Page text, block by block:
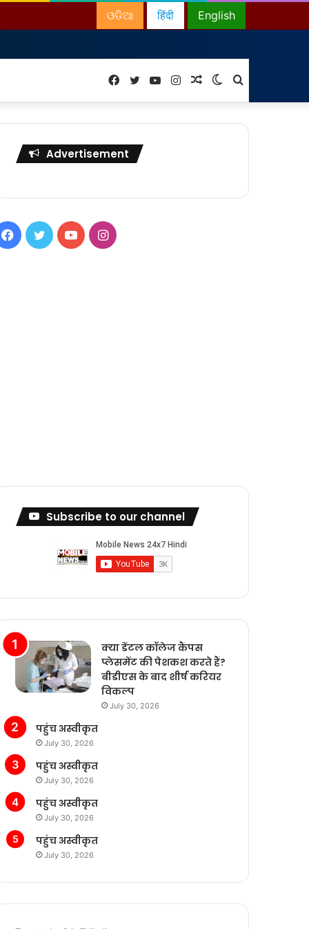
English
हिंदी
ଓଡିଆ
for
Switch
skin
Random
Article
Instagram
YouTube
Twitter
Facebook
Advertisement
Facebook
TwitterYouTubeInstagram
Subscribe to our channel
क्या डेंटल कॉलेज कैंपस
प्लेसमेंट की पेशकश करते हैं?
बीडीएस के बाद शीर्ष करियर
विकल्प
July 30, 2026
पहुंच अस्वीकृत
July 30, 2026
पहुंच अस्वीकृत
July 30, 2026
पहुंच अस्वीकृत
July 30, 2026
पहुंच अस्वीकृत
July 30, 2026